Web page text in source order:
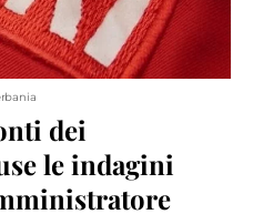
dei
le indagini